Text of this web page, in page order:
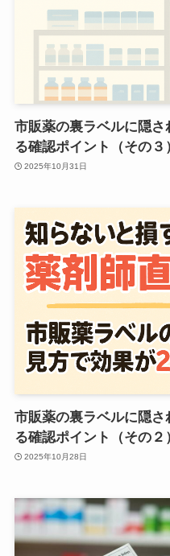
市販薬の裏ラベルに隠さ
る確認ポイント（その３
2025年10月31日
市販薬の裏ラベルに隠さ
る確認ポイント（その２
2025年10月28日